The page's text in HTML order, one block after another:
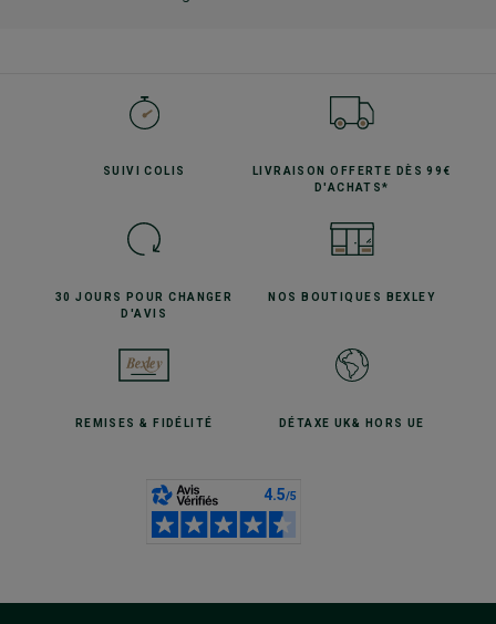
SUIVICOLIS LIVRAISON OFFERTE
DÈS 99€
D'ACHATS*
30 JOURS POURCHANGER
D'AVIS
NOS BOUTIQUES BEXLEY
REMISES& FIDÉLITÉ DÉTAXE UK& HORS UE